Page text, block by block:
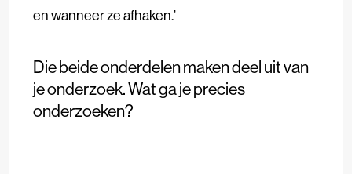
en wanneer ze afhaken.’
Die beide onderdelen maken deel uit van
je onderzoek. Wat ga je precies
onderzoeken?